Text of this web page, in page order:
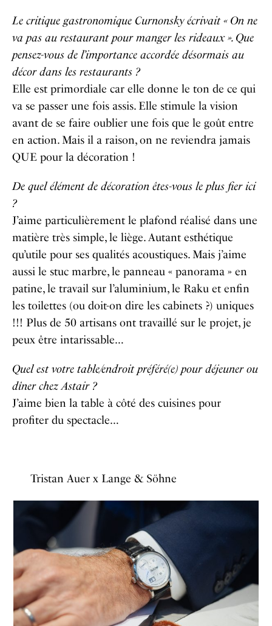
Le critique gastronomique Curnonsky écrivait « On ne
va pas au restaurant pour manger les rideaux ». Que
pensez-vous de l’importance accordée désormais au
décor dans les restaurants ?
Elle est primordiale car elle donne le ton de ce qui
va se passer une fois assis. Elle stimule la vision
avant de se faire oublier une fois que le goût entre
en action. Mais il a raison, on ne reviendra jamais
QUE pour la décoration !
De quel élément de décoration êtes-vous le plus fier ici
?
J’aime particulièrement le plafond réalisé dans une
matière très simple, le liège. Autant esthétique
qu’utile pour ses qualités acoustiques. Mais j’aime
aussi le stuc marbre, le panneau « panorama » en
patine, le travail sur l’aluminium, le Raku et enfin
les toilettes (ou doit-on dire les cabinets ?) uniques
!!! Plus de 50 artisans ont travaillé sur le projet, je
peux être intarissable…
Quel est votre table/endroit préféré(e) pour déjeuner ou
dîner chez Astair ?
J’aime bien la table à côté des cuisines pour
profiter du spectacle…
Tristan Auer x Lange & Söhne